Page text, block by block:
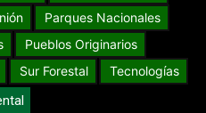
Parques Nacionales
Pueblos Originarios
Sur Forestal Tecnologías